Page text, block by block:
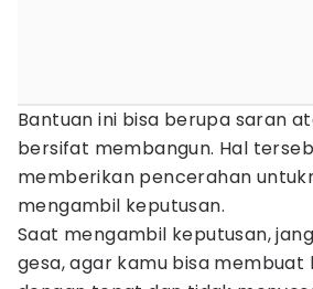
Bantuan ini bisa berupa saran
bersifat membangun. Hal
memberikan pencerahan
mengambil keputusan.
Saat mengambil keputusan,
gesa, agar kamu bisa membuat